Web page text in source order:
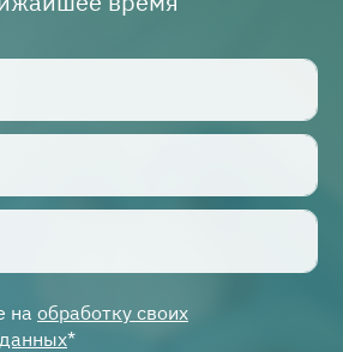
на обработку своих
*